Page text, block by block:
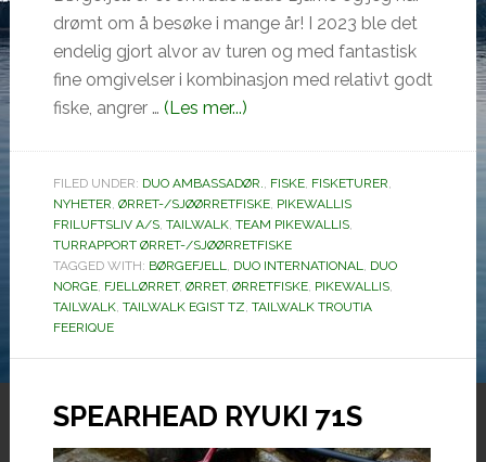
drømt om å besøke i mange år! I 2023 ble det
endelig gjort alvor av turen og med fantastisk
fine omgivelser i kombinasjon med relativt godt
fiske, angrer … (Les mer...)omBørgefjell!
FILED UNDER: DUO AMBASSADØR., FISKE, FISKETURER,
NYHETER, ØRRET-/SJØØRRETFISKE, PIKEWALLIS
FRILUFTSLIV A/S, TAILWALK, TEAM PIKEWALLIS,
TURRAPPORT ØRRET-/SJØØRRETFISKE
TAGGED WITH: BØRGEFJELL, DUO INTERNATIONAL, DUO
NORGE, FJELLØRRET, ØRRET, ØRRETFISKE, PIKEWALLIS,
TAILWALK, TAILWALK EGIST TZ, TAILWALK TROUTIA
FEERIQUE
SPEARHEAD RYUKI 71S